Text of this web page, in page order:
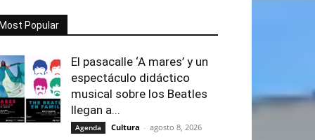
Popular
El pasacalle ‘A mares’ y un
espectáculo didáctico
musical sobre los Beatles
llegan a...
Agenda Cultura - agosto 8, 2026